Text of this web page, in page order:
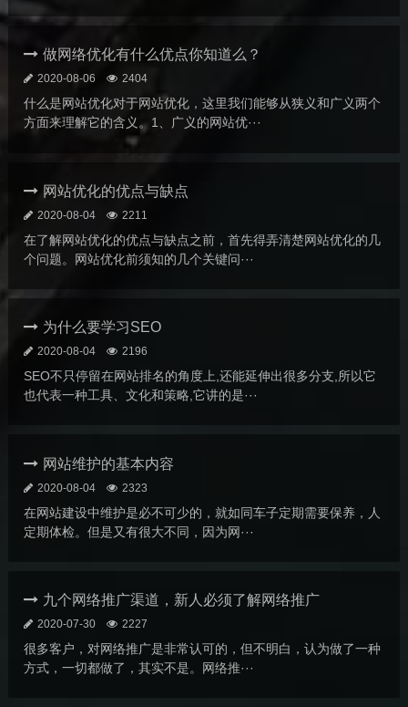
做网络优化有什么优点你知道么？
2020-08-06 2404
什么是网站优化对于网站优化，这里我们能够从狭义和广义两个
方面来理解它的含义。1、广义的网站优···
网站优化的优点与缺点
2020-08-04 2211
在了解网站优化的优点与缺点之前，首先得弄清楚网站优化的几
个问题。网站优化前须知的几个关键问···
为什么要学习SEO
2020-08-04 2196
SEO不只停留在网站排名的角度上,还能延伸出很多分支,所以它
也代表一种工具、文化和策略,它讲的是···
网站维护的基本内容
2020-08-04 2323
在网站建设中维护是必不可少的，就如同车子定期需要保养，人
定期体检。但是又有很大不同，因为网···
九个网络推广渠道，新人必须了解网络推广
2020-07-30 2227
很多客户，对网络推广是非常认可的，但不明白，认为做了一种
方式，一切都做了，其实不是。网络推···